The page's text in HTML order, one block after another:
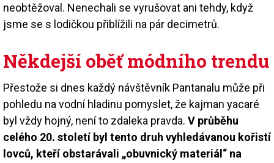
neobtěžoval. Nenechali se vyrušovat ani tehdy, když
jsme se s lodičkou přiblížili na pár decimetrů.
Někdejší oběť módního trendu
Přestože si dnes každý návštěvník Pantanalu může při
pohledu na vodní hladinu pomyslet, že kajman yacaré
byl vždy hojný, není to zdaleka pravda. V průběhu
celého 20. století byl tento druh vyhledávanou kořistí
lovců, kteří obstarávali „obuvnický materiál“ na